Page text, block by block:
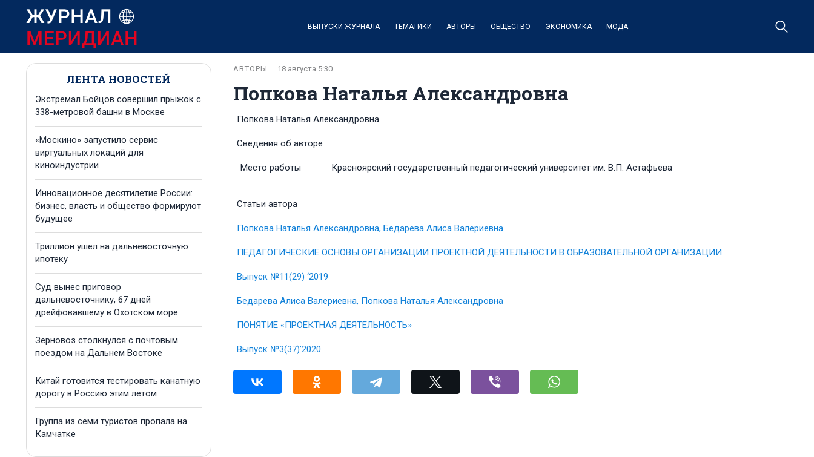
ВЫПУСКИ ЖУРНАЛА ТЕМАТИКИ АВТОРЫ ОБЩЕСТВО ЭКОНОМИКА МОДА
ЛЕНТА НОВОСТЕЙ
Экстремал Бойцов совершил прыжок с
338-метровой башни в Москве
«Москино» запустило сервис
виртуальных локаций для
киноиндустрии
Инновационное десятилетие России:
бизнес, власть и общество формируют
будущее
Триллион ушел на дальневосточную
ипотеку
Суд вынес приговор
дальневосточнику, 67 дней
дрейфовавшему в Охотском море
Зерновоз столкнулся с почтовым
поездом на Дальнем Востоке
Китай готовится тестировать канатную
дорогу в Россию этим летом
Группа из семи туристов пропала на
Камчатке
Попкова Наталья Александровна
АВТОРЫ 18 августа 5:30
Попкова Наталья Александровна
Сведения об авторе
Место работы Красноярский государственный педагогический университет им. В.П. Астафьева
Статьи автора
Попкова Наталья Александровна, Бедарева Алиса Валериевна
ПЕДАГОГИЧЕСКИЕ ОСНОВЫ ОРГАНИЗАЦИИ ПРОЕКТНОЙ ДЕЯТЕЛЬНОСТИ В ОБРАЗОВАТЕЛЬНОЙ ОРГАНИЗАЦИИ
Выпуск №11(29) ‘2019
Бедарева Алиса Валериевна, Попкова Наталья Александровна
ПОНЯТИЕ «ПРОЕКТНАЯ ДЕЯТЕЛЬНОСТЬ»
Выпуск №3(37)’2020